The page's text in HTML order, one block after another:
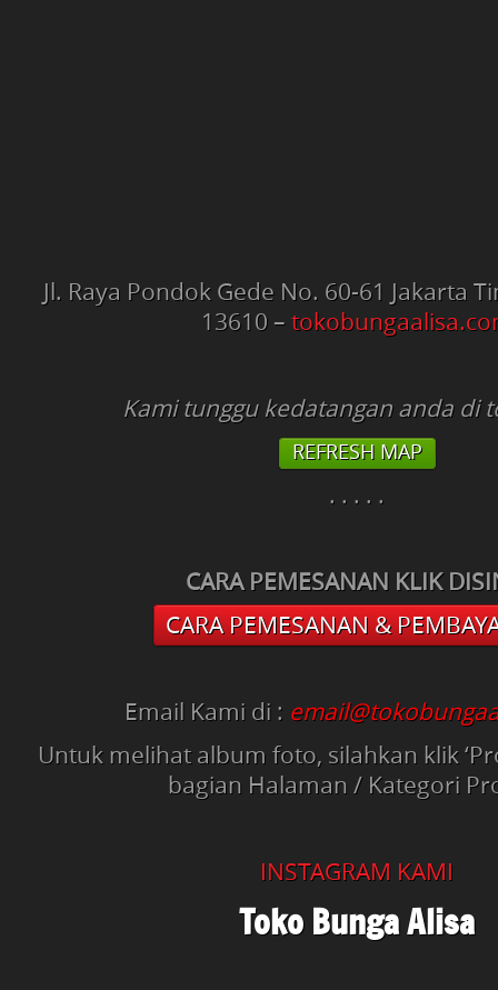
Jl. Raya Pondok Gede No. 60-61 Jakarta
13610 –
Kami tunggu kedatangan anda di
REFRESH MAP
. . . . .
CARA PEMESANAN KLIK
CARA PEMESANAN &
Email Kami di :
Untuk melihat album foto, silahkan klik
bagian Halaman / Kategori
INSTAGRAM KAMI
Toko Bunga Alisa